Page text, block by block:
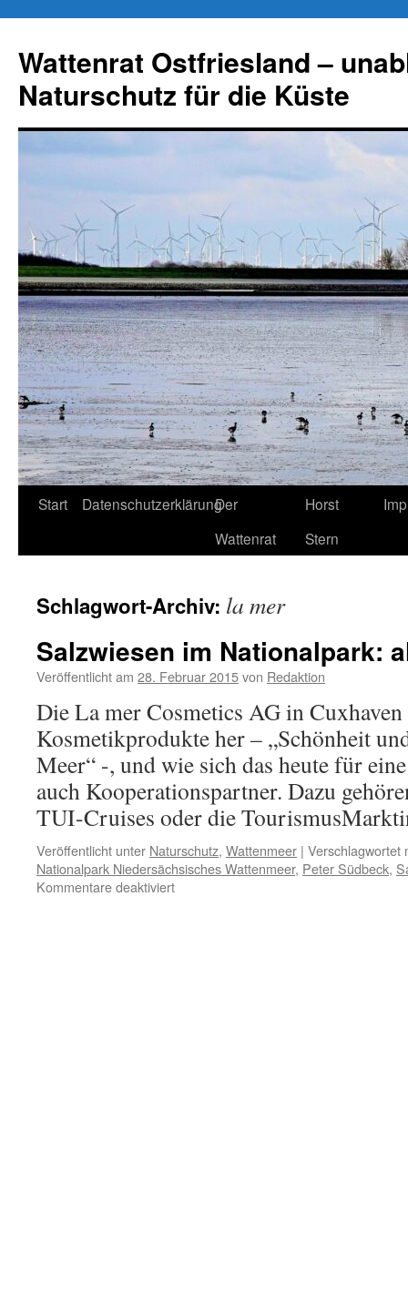
springen
Wattenrat Ostfriesland –
Naturschutz für die Küste
Start DatenschutzerklärungDer
Wattenrat
Horst
Stern
Schlagwort-Archiv: la mer
Salzwiesen im Nationalpark:
Veröffentlicht am 28. Februar 2015von Redaktion
Die La mer Cosmetics AG in
Kosmetikprodukte her – „Schönheit
Meer“ -, und wie sich das heute für
auch Kooperationspartner. Dazu
TUI-Cruises oder die
Veröffentlicht unter Naturschutz, Wattenmeer | Verschlagwortet
Nationalpark Niedersächsisches Wattenmeer, Peter Südbeck,
Kommentare deaktiviertfür